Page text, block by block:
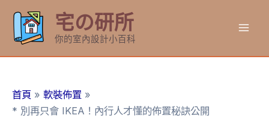
要
宅の研所
你的室內設計小百科
首頁
軟裝佈置
* 別再只會 IKEA！內行人才懂的佈置秘訣公開